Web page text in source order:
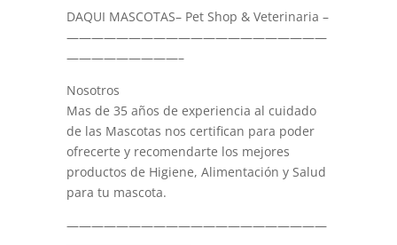
DAQUI MASCOTAS– Pet Shop & Veterinaria –
—————————————————————
—————————–
Nosotros
Mas de 35 años de experiencia al cuidado
de las Mascotas nos certifican para poder
ofrecerte y recomendarte los mejores
productos de Higiene, Alimentación y Salud
para tu mascota.
—————————————————————